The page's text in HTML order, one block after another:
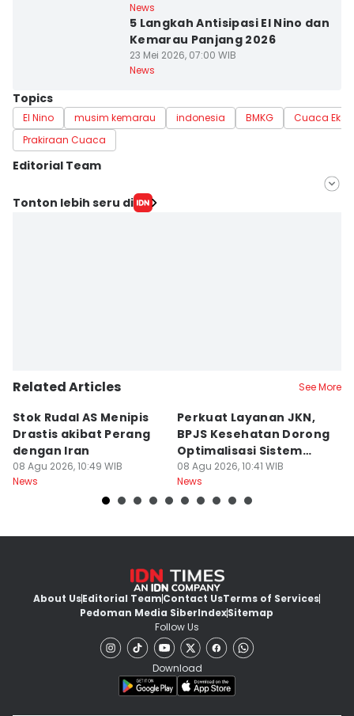
News
5 Langkah Antisipasi El Nino dan
Kemarau Panjang 2026
23 Mei 2026, 07:00 WIB
News
Topics
El Nino musim kemarau indonesia BMKG
Cuaca
Prakiraan Cuaca
Editorial Team
Editor
Tonton lebih seru di
Related Articles See More
Stok Rudal AS Menipis
Drastis akibat Perang
dengan Iran
08 Agu 2026, 10:49 WIB
News
Perkuat Layanan JKN,
BPJS Kesehatan Dorong
Optimalisasi Sistem
Rujukan
08 Agu 2026, 10:41 WIB
News
About UsEditorial TeamContact UsTerms of Services
Pedoman Media SiberIndexSitemap
Follow Us
Download